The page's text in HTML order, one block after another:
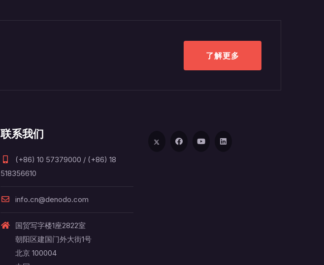
了解更多
联系我们
(+86) 10 57379000 / (+86) 18
518356610
info.cn@denodo.com
国贸写字楼1座2822室
朝阳区建国门外大街1号
北京 100004